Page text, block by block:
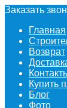
Заказать
Главная
Возврат
Купить
Блог
Фото